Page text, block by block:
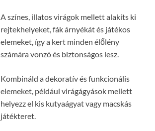
A színes, illatos virágok mellett alakíts ki
rejtekhelyeket, fák árnyékát és játékos
elemeket, így a kert minden élőlény
számára vonzó és biztonságos lesz.
Kombináld a dekoratív és funkcionális
elemeket, például virágágyások mellett
helyezz el kis kutyaágyat vagy macskás
játékteret.